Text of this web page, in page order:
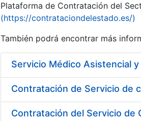
Mostrar/Ocultar
Mostrar/Ocultar
Mostrar/Ocultar
Plataforma de Contratación del
(https://contrataciondelestado.es/)
También podrá encontrar más
Servicio Médico Asistencial
Contratación del Servicio de